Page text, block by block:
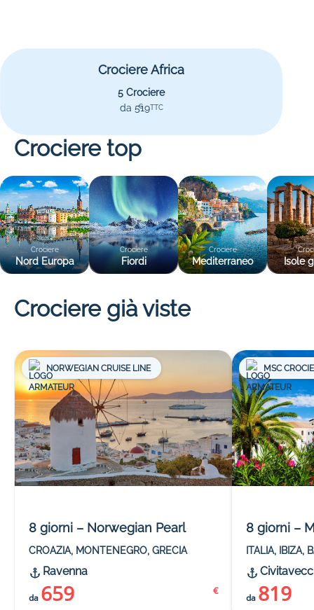
Crociere Africa
5 Crociere
da 519
€ TTC
Crociere top
Crociere
Nord Europa
Crociere
Fiordi
Crociere
Mediterraneo Isole
Crociere già viste
NORWEGIAN CRUISE LINE
8 giorni – Norwegian Pearl
CROAZIA, MONTENEGRO, GRECIA
Ravenna
da 659 €
MSC
8 giorni –
ITALIA, IBIZA,
da 819